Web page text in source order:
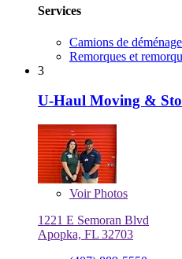
Services
Camions de
Remorques et
3
U-Haul Moving &
VoirPhotos
1221 E Semoran Blvd
Apopka, FL 32703